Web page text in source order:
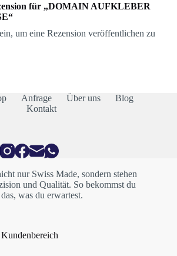
für „DOMAIN AUFKLEBER
um eine Rezension veröffentlichen zu
Anfrage Über uns
Blog
Kontakt
nur Swiss Made, sondern stehen
und Qualität. So bekommst du
was du erwartest.
Kundenbereich